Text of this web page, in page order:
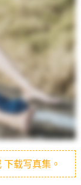
载写真集。